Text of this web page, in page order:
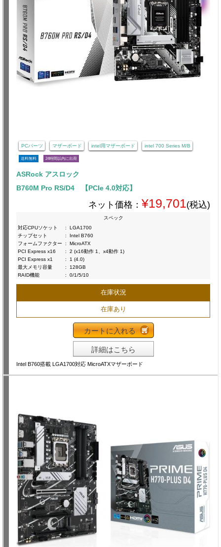
PCパーツ マザーボード intel用マザーボード intel 700 Series M/B
送料無料 24時間以内に出荷
ASRock アスロック
B760M Pro RS/D4 【PCIe 4.0対応】
ネット価格： ¥19,701(税込)
スペック
対応CPUソケット
:
LGA1700
チップセット
:
Intel B760
フォームファクター
:
MicroATX
PCI Express x16
:
2 (x16動作 1、x4動作 1)
PCI Express x1
:
1 (4.0)
最大メモリ容量
:
128GB
RAID機能
: 0/1/5/10
在庫状況
在庫あり
カートに入れる
詳細はこちら
Intel B760搭載 LGA1700対応 MicroATXマザーボード